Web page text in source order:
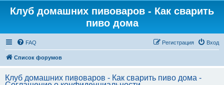
Клуб домашних пивоваров - Как cварить
пиво дома
FAQ Вход
Регистрация
Список форумов
Клуб домашних пивоваров - Как cварить пиво дома -